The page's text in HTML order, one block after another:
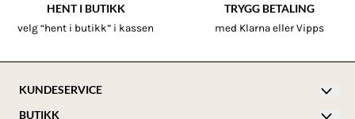
HENT I BUTIKK
velg “hent i butikk” i kassen
TRYGG BETALING
med Klarna eller Vipps
KUNDESERVICE
BUTIKK